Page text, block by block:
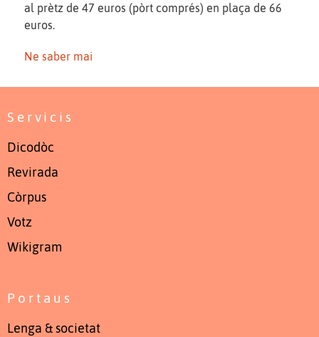
al prètz de 47 euros (pòrt comprés) en plaça de 66
euros.
Ne saber mai
Servicis
Dicodòc
Revirada
Còrpus
Votz
Wikigram
Portaus
Lenga & societat